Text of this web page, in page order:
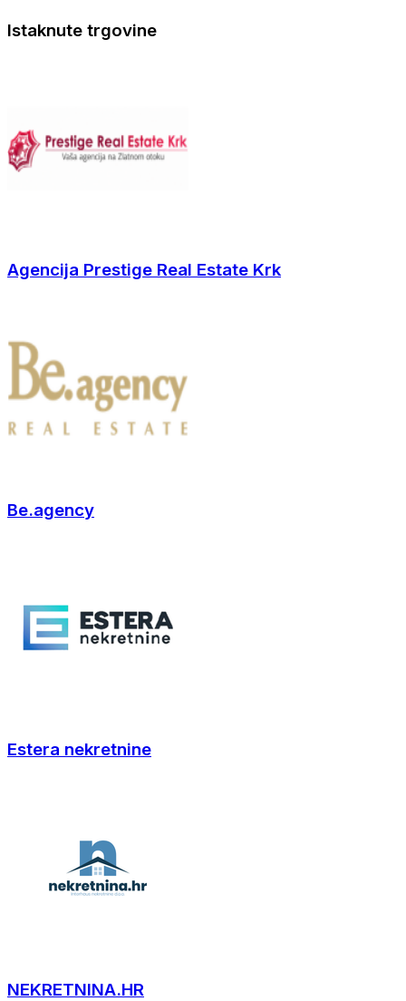
Istaknute trgovine
Agencija Prestige Real Estate Krk
Be.agency
Estera nekretnine
NEKRETNINA.HR